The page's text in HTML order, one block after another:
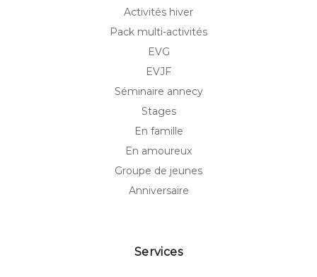
Activités hiver
Pack multi-activités
EVG
EVJF
Séminaire annecy
Stages
En famille
En amoureux
Groupe de jeunes
Anniversaire
Services